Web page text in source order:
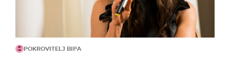
POKROVITELJ BIPA